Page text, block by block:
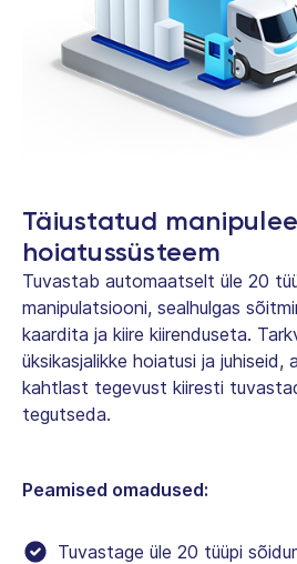
Täiustatud
hoiatussüsteem
Tuvastab automaatselt üle 20
manipulatsiooni, sealhulgas
kaardita ja kiire kiirenduseta.
üksikasjalikke hoiatusi ja
kahtlast tegevust kiiresti
tegutseda.
Peamised omadused:
Tuvastage üle 20 tüüpi